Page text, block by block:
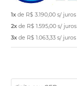
1xde R$ 3.190,00s/ juros
2xde R$ 1.595,00s/ juros
3xde R$ 1.063,33s/ juros